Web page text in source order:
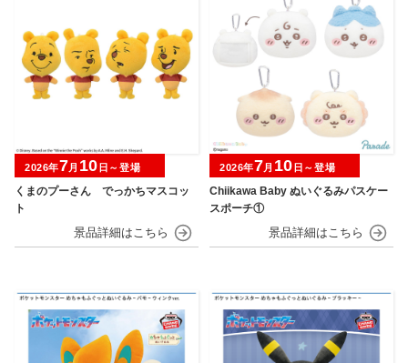
くまのプーさん でっかちマスコッ
ト
2026年7月 10 日～登場
Chiikawa Baby ぬいぐるみパスケー
スポーチ①
2026年7月 10 日～登場